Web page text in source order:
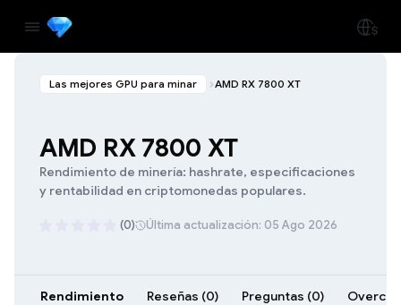
Las mejores GPU para minar AMD RX 7800 XT
AMD RX 7800 XT
Rendimiento de minería: hashrate, especificaciones
y rentabilidad en criptomonedas populares.
(0) Última actualización: 05 Ago 2026
Rendimiento Reseñas (0) Preguntas (0)